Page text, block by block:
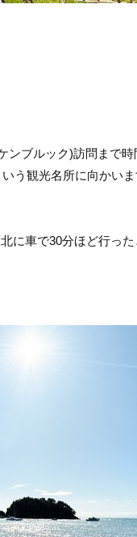
ブルック)訪問まで時
う観光名所に向かいま
に車で30分ほど行っ